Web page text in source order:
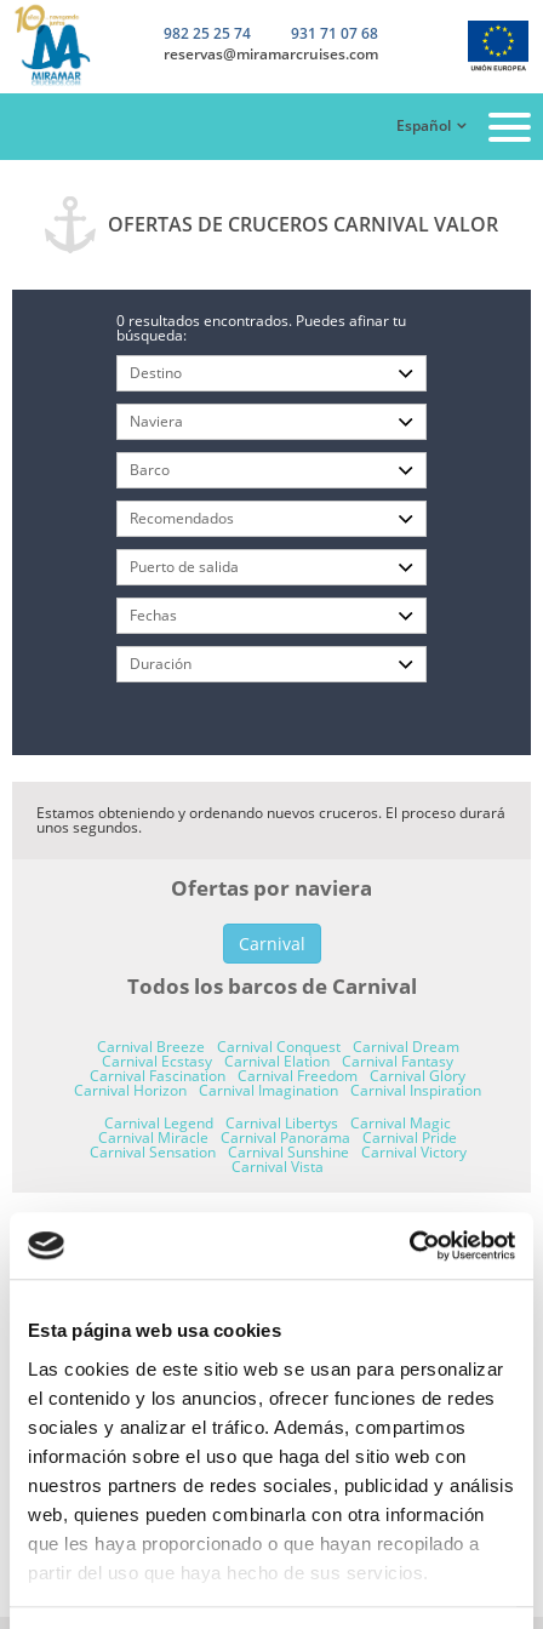
Esta página web usa cookies
Las cookies de este sitio web se usan para personalizar
el contenido y los anuncios, ofrecer funciones de redes
sociales y analizar el tráfico. Además, compartimos
información sobre el uso que haga del sitio web con
nuestros partners de redes sociales, publicidad y análisis
web, quienes pueden combinarla con otra información
que les haya proporcionado o que hayan recopilado a
partir del uso que haya hecho de sus servicios.
982 25 25 74
931 71 07 68
reservas@miramarcruises.com
Español
OFERTAS DE CRUCEROS CARNIVAL VALOR
0 resultados encontrados. Puedes afinar tu
búsqueda:
Estamos obteniendo y ordenando nuevos cruceros. El proceso durará
unos segundos.
Ofertas por naviera
Carnival
Todos los barcos de Carnival
Carnival Breeze Carnival Conquest Carnival Dream
Carnival Ecstasy Carnival Elation Carnival Fantasy
Carnival Fascination Carnival Freedom Carnival Glory
Carnival Horizon Carnival Imagination Carnival Inspiration
Carnival Legend Carnival Libertys Carnival Magic
Carnival Miracle Carnival Panorama Carnival Pride
Carnival Sensation Carnival Sunshine Carnival Victory
Carnival Vista
SEGURO DE VIAJE
INFORMACIÓN ÚTIL